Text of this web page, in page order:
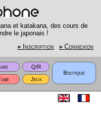
et katakana, des cours de
le japonais !
» Inscription » Connexion
Q/R
Boutique
Jeux